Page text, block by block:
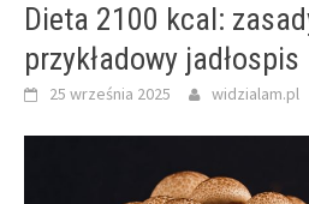
Dieta 2100 kcal:
przykładowy jadłospis
25 września 2025 widzialam.pl